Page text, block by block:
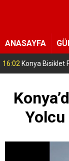
ANASAYFA
15:11 Konya’da zabıta ve polis sahada! Toplu taşıma araçları tek tek denetleniyor
Yolcu